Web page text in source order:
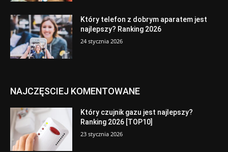
Który telefon z dobrym aparatem jest
najlepszy? Ranking 2026
24 stycznia 2026
NAJCZĘSCIEJ KOMENTOWANE
Który czujnik gazu jest najlepszy?
Ranking 2026 [TOP10]
23 stycznia 2026